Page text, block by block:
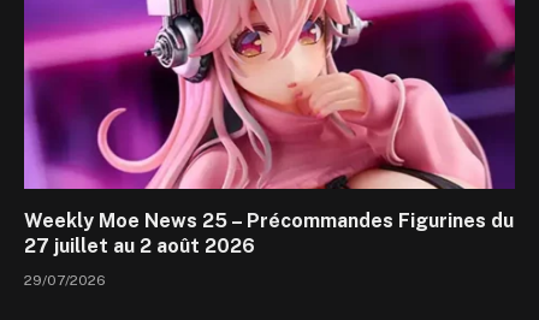
Weekly Moe News 25 – Précommandes Figurines du
27 juillet au 2 août 2026
29/07/2026